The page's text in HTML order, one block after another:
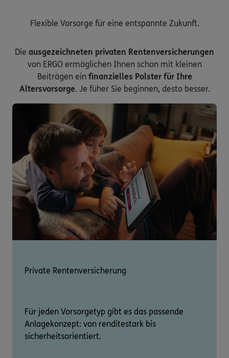
Flexible Vorsorge für eine entspannte Zukunft.
Die ausgezeichneten privaten Rentenversicherungen
von ERGO ermöglichen Ihnen schon mit kleinen
Beiträgen ein finanzielles Polster für Ihre
Altersvorsorge. Je füher Sie beginnen, desto besser.
Private Rentenversicherung
Für jeden Vorsorgetyp gibt es das passende
Anlagekonzept: von renditestark bis
sicherheitsorientiert.